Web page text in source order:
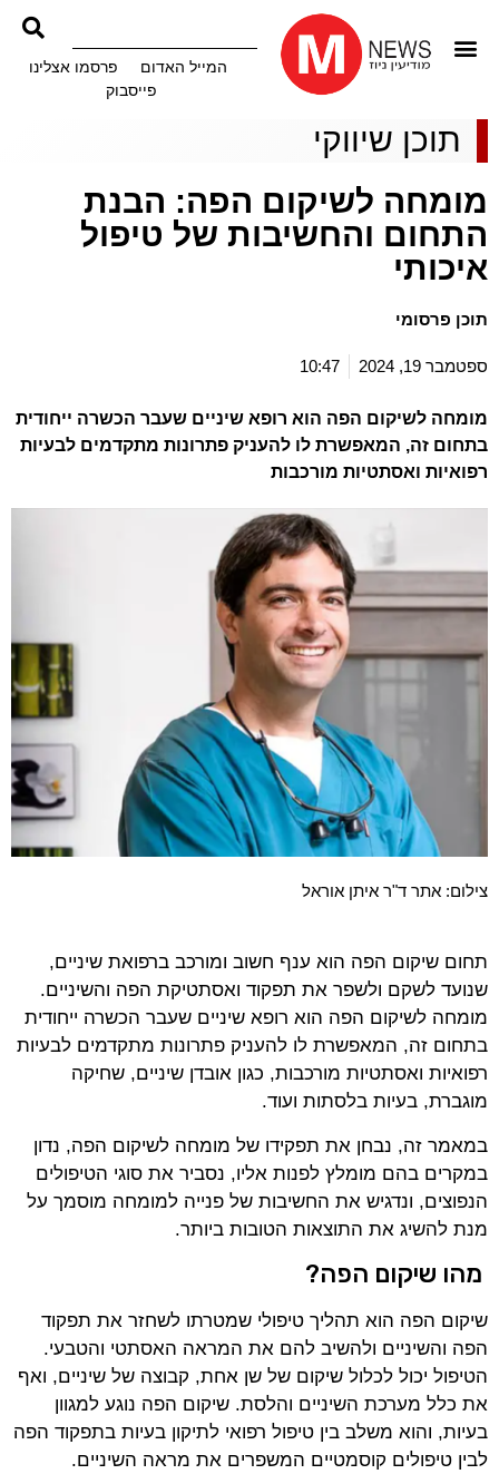
המייל האדום
פרסמו אצלינו
פייסבוק
תוכן שיווקי
מומחה לשיקום הפה: הבנת
התחום והחשיבות של טיפול
איכותי
תוכן פרסומי
ספטמבר 19, 2024 10:47
מומחה לשיקום הפה הוא רופא שיניים שעבר הכשרה ייחודית
בתחום זה, המאפשרת לו להעניק פתרונות מתקדמים לבעיות
רפואיות ואסתטיות מורכבות
צילום: אתר ד"ר איתן אוראל
תחום שיקום הפה הוא ענף חשוב ומורכב ברפואת שיניים,
שנועד לשקם ולשפר את תפקוד ואסתטיקת הפה והשיניים.
מומחה לשיקום הפה הוא רופא שיניים שעבר הכשרה ייחודית
בתחום זה, המאפשרת לו להעניק פתרונות מתקדמים לבעיות
רפואיות ואסתטיות מורכבות, כגון אובדן שיניים, שחיקה
מוגברת, בעיות בלסתות ועוד.
במאמר זה, נבחן את תפקידו של מומחה לשיקום הפה, נדון
במקרים בהם מומלץ לפנות אליו, נסביר את סוגי הטיפולים
הנפוצים, ונדגיש את החשיבות של פנייה למומחה מוסמך על
מנת להשיג את התוצאות הטובות ביותר.
מהו שיקום הפה?
שיקום הפה הוא תהליך טיפולי שמטרתו לשחזר את תפקוד
הפה והשיניים ולהשיב להם את המראה האסתטי והטבעי.
הטיפול יכול לכלול שיקום של שן אחת, קבוצה של שיניים, ואף
את כלל מערכת השיניים והלסת. שיקום הפה נוגע למגוון
בעיות, והוא משלב בין טיפול רפואי לתיקון בעיות בתפקוד הפה
לבין טיפולים קוסמטיים המשפרים את מראה השיניים.